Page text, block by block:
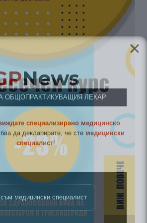
News
ОБЩОПРАКТИКУВАЩИЯ ЛЕКАР
специализирано медицинско
да декларирате, че стемедицински
специалист!
медицински специалист